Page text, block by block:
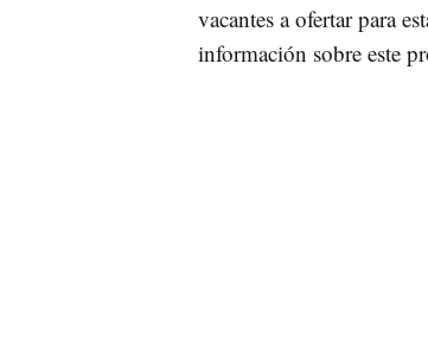
vacantes a ofertar para
información sobre este